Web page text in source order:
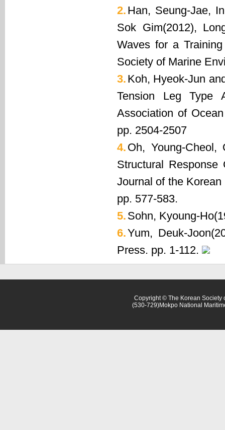
2. Han, Seung-Jae,
Sok Gim(2012),
Waves for a
Society of Marine
3. Koh, Hyeok-Jun
Tension Leg Type
Association of
pp. 2504-2507
4. Oh, Young-Cheol,
Structural
Journal of the
pp. 577-583.
5. Sohn, Kyoung-
6.Yum, Deuk-
Press. pp. 1-112.
Copyright © The Korean Society
(530-729)Mokpo National